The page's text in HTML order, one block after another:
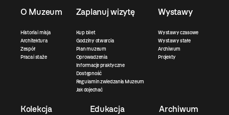
O Muzeum
Historia i misja
Architektura
Zespół
Praca i staże
Zaplanuj wizytę
Kup bilet
Godziny otwarcia
Plan muzeum
Oprowadzenia
Informacje praktyczne
Dostępność
Regulamin zwiedzania Muzeum
Jak dojechać
Wystawy
Wystawy czasowe
Wystawy stałe
Archiwum
Projekty
Kolekcja Edukacja Archiwum